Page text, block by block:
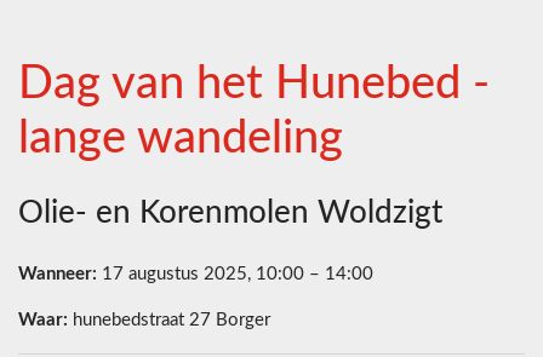
Dag van het Hunebed -
lange wandeling
Olie- en Korenmolen Woldzigt
Wanneer: 17 augustus 2025, 10:00 – 14:00
Waar: hunebedstraat 27 Borger